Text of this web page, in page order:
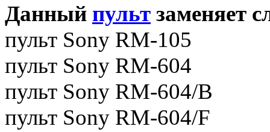
Данный пульт заменяет
пульт Sony RM-105
пульт Sony RM-604
пульт Sony RM-604/B
пульт Sony RM-604/F